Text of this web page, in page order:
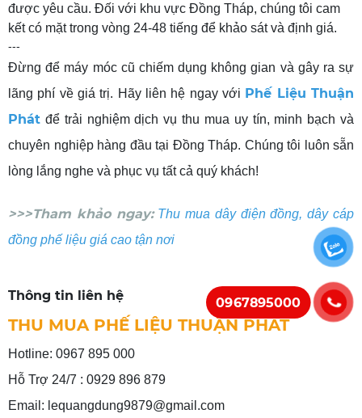
được yêu cầu. Đối với khu vực Đồng Tháp, chúng tôi cam
kết có mặt trong vòng 24-48 tiếng để khảo sát và định giá.
---
Đừng để máy móc cũ chiếm dụng không gian và gây ra sự
lãng phí về giá trị. Hãy liên hệ ngay với Phế Liệu Thuận
Phát để trải nghiệm dịch vụ thu mua uy tín, minh bạch và
chuyên nghiệp hàng đầu tại Đồng Tháp. Chúng tôi luôn sẵn
lòng lắng nghe và phục vụ tất cả quý khách!
>>>Tham khảo ngay: Thu mua dây điện đồng, dây cáp
đồng phế liệu giá cao tận nơi
Thông tin liên hệ
THU MUA PHẾ LIỆU THUẬN PHÁT
Hotline: 0967 895 000
Hỗ Trợ 24/7 : 0929 896 879
Email: lequangdung9879@gmail.com
0967895000